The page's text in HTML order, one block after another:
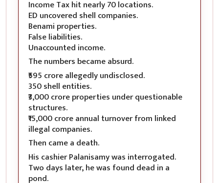
Income Tax hit nearly 70 locations.
ED uncovered shell companies.
Benami properties.
False liabilities.
Unaccounted income.
The numbers became absurd.
₹595 crore allegedly undisclosed.
350 shell entities.
₹3,000 crore properties under questionable
structures.
₹15,000 crore annual turnover from linked
illegal companies.
Then came a death.
His cashier Palanisamy was interrogated.
Two days later, he was found dead in a
pond.